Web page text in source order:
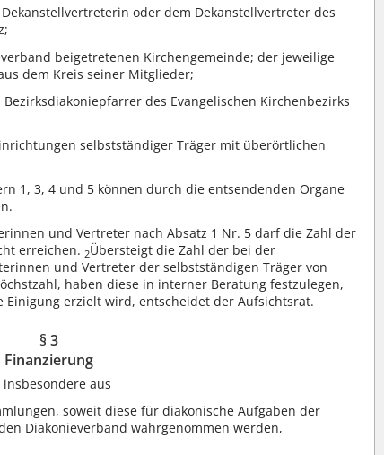
oder dem Dekanstellvertreter des
beigetretenen Kirchengemeinde; der jeweilige
dem Kreis seiner Mitglieder;
des Evangelischen Kirchenbezirks
selbstständiger Träger mit überörtlichen
1, 3, 4 und 5 können durch die entsendenden Organe
und Vertreter nach Absatz 1 Nr. 5 darf die Zahl der
erreichen. 2Übersteigt die Zahl der bei der
und Vertreter der selbstständigen Träger von
haben diese in interner Beratung festzulegen,
Einigung erzielt wird, entscheidet der Aufsichtsrat.
§ 3
Finanzierung
aus
soweit diese für diakonische Aufgaben der
Diakonieverband wahrgenommen werden,